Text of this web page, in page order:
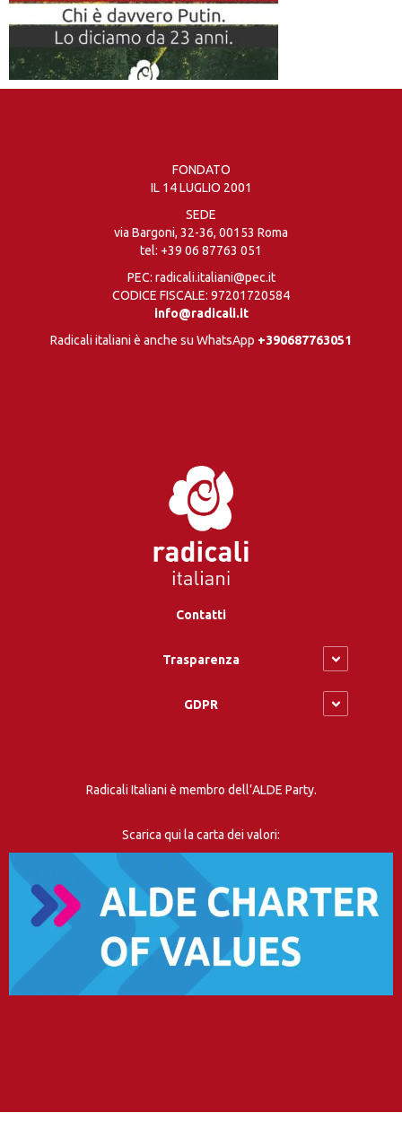
FONDATO
IL 14 LUGLIO 2001
SEDE
via Bargoni, 32-36, 00153 Roma
tel: +39 06 87763 051
PEC: radicali.italiani@pec.it
CODICE FISCALE: 97201720584
info@radicali.it
Radicali italiani è anche su WhatsApp +390687763051
Contatti
Trasparenza
GDPR
Radicali Italiani è membro dell’ALDE Party.
Scarica qui la carta dei valori: